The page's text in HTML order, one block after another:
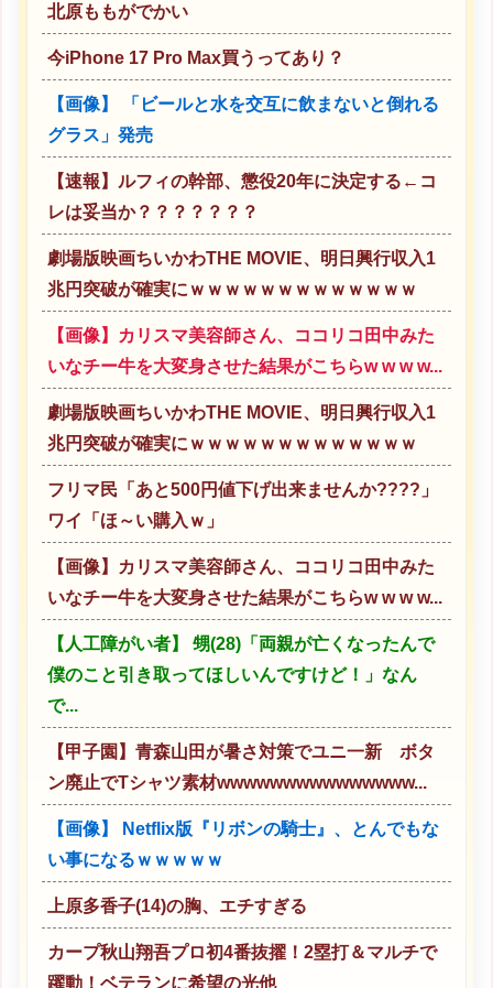
北原ももがでかい
今iPhone 17 Pro Max買うってあり？
【画像】 「ビールと水を交互に飲まないと倒れる
グラス」発売
【速報】ルフィの幹部、懲役20年に決定する←コ
レは妥当か？？？？？？？
劇場版映画ちいかわTHE MOVIE、明日興行収入1
兆円突破が確実にｗｗｗｗｗｗｗｗｗｗｗｗｗ
【画像】カリスマ美容師さん、ココリコ田中みた
いなチー牛を大変身させた結果がこちらw w w w...
劇場版映画ちいかわTHE MOVIE、明日興行収入1
兆円突破が確実にｗｗｗｗｗｗｗｗｗｗｗｗｗ
フリマ民「あと500円値下げ出来ませんか????」
ワイ「ほ～い購入ｗ」
【画像】カリスマ美容師さん、ココリコ田中みた
いなチー牛を大変身させた結果がこちらw w w w...
【人工障がい者】 甥(28)「両親が亡くなったんで
僕のこと引き取ってほしいんですけど！」なん
で...
【甲子園】青森山田が暑さ対策でユニ一新 ボタ
ン廃止でTシャツ素材wwwwwwwwwwwwwww...
【画像】 Netflix版『リボンの騎士』、とんでもな
い事になるｗｗｗｗｗ
上原多香子(14)の胸、エチすぎる
カープ秋山翔吾プロ初4番抜擢！2塁打＆マルチで
躍動！ベテランに希望の光他